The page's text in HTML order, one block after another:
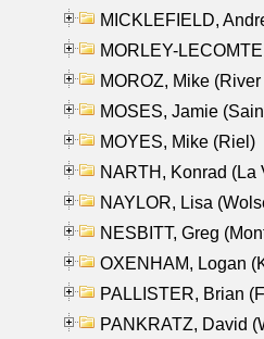
MICKLEFIELD,
MORLEY-
MOROZ, Mike
MOSES, Jamie
MOYES, Mike (Riel)
NARTH, Konrad (La
NAYLOR, Lisa
NESBITT, Greg
OXENHAM, Logan
PALLISTER, Brian
PANKRATZ, David